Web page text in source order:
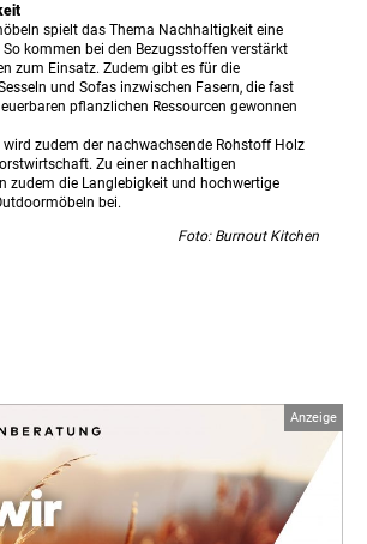
spielt das Thema Nachhaltigkeit eine
So kommen bei den Bezugsstoffen verstärkt
zum Einsatz. Zudem gibt es für die
und Sofas inzwischen Fasern, die fast
pflanzlichen Ressourcen gewonnen
zudem der nachwachsende Rohstoff Holz
Zu einer nachhaltigen
zudem die Langlebigkeit und hochwertige
bei.
Foto: Burnout Kitchen